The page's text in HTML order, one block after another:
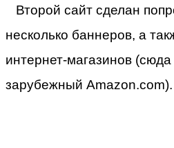
Второй сайт сделан
несколько баннеров, а
интернет-магазинов
зарубежный Amazon.com).